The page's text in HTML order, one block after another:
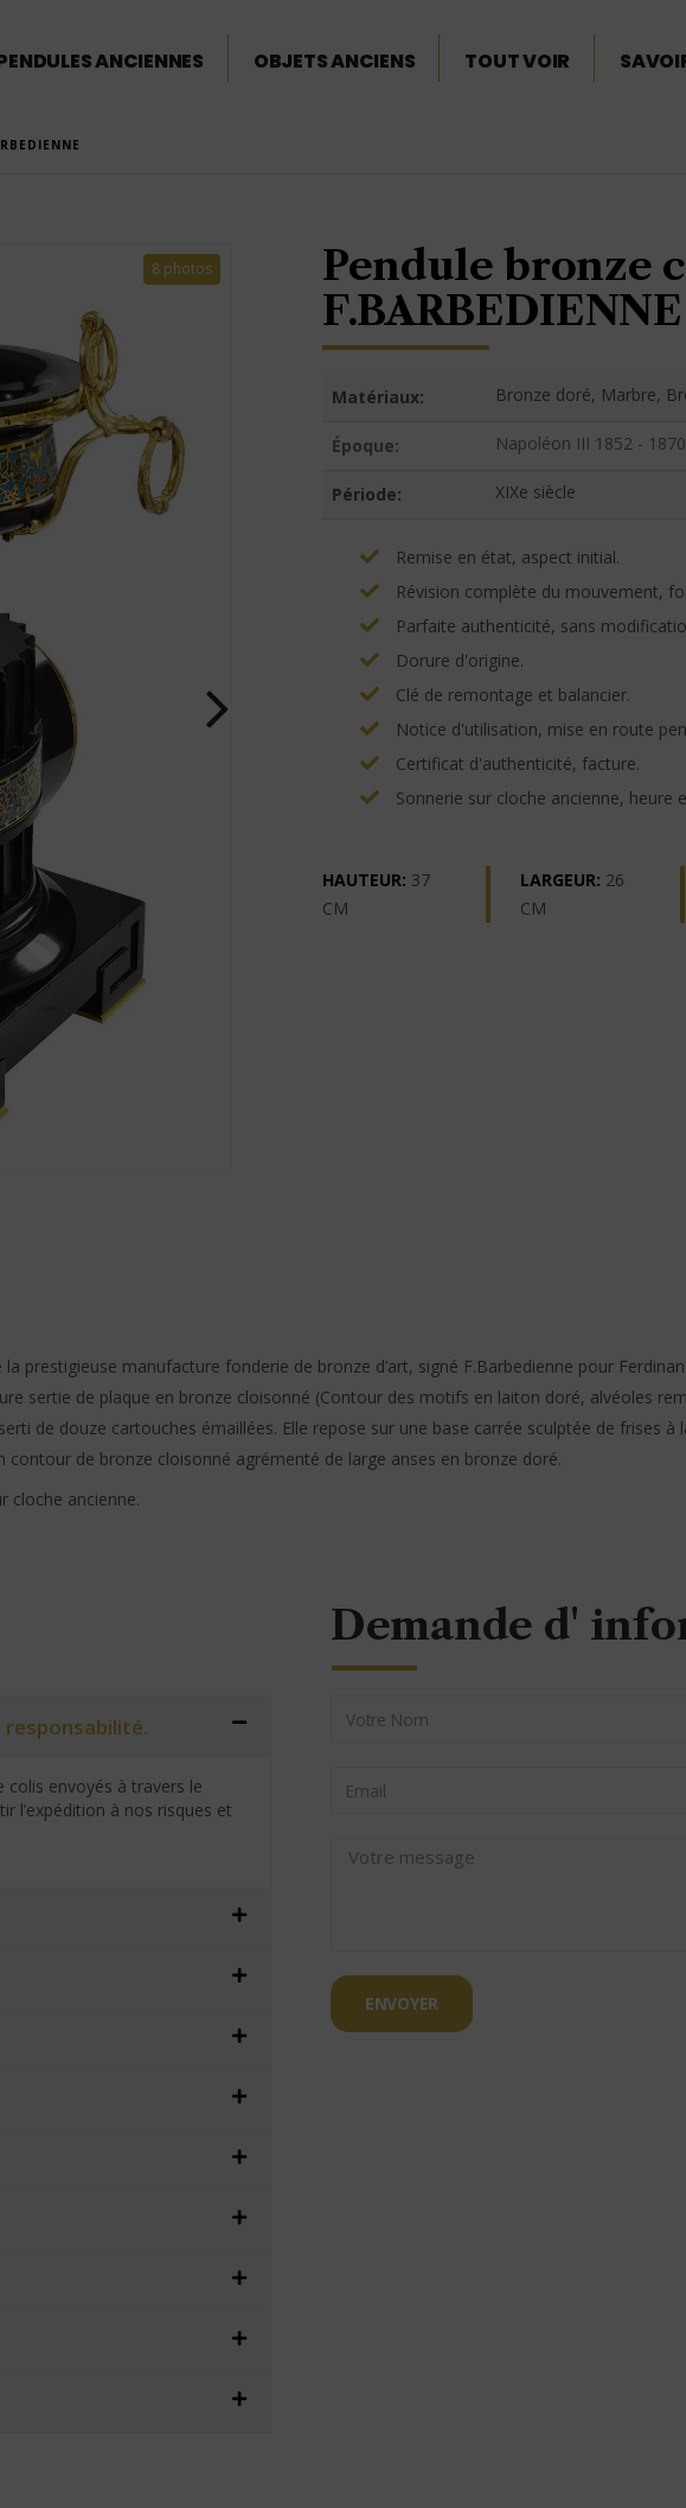
ANCIENNES OBJETS ANCIENS TOUT VOIR
8 photos
Pendule bronze
F.BARBEDIENNE
Matériaux: Bronze doré, Marbre,
Époque: Napoléon III 1852 -
Période: XIXe siècle
Remise en état, aspect initial.
Révision complète du mouvement,
Parfaite authenticité, sans
Dorure d'origine.
Clé de remontage et balancier.
Notice d'utilisation, mise en route
Certificat d'authenticité, facture.
Sonnerie sur cloche ancienne, heure
HAUTEUR: 37
CM
LARGEUR: 26
CM
prestigieuse manufacture fonderie de bronze d’art, signé F.Barbedienne pour
sertie de plaque en bronze cloisonné (Contour des motifs en laiton doré, alvéoles
de douze cartouches émaillées. Elle repose sur une base carrée sculptée de frises à
de bronze cloisonné agrémenté de large anses en bronze doré.
cloche ancienne.
colis envoyés à travers le
l’expédition à nos risques et
Demande d'
ENVOYER